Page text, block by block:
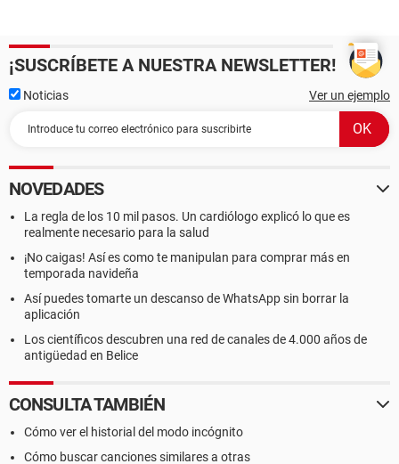
¡SUSCRÍBETE A NUESTRA NEWSLETTER!
Noticias Ver un ejemplo
NOVEDADES
La regla de los 10 mil pasos. Un cardiólogo explicó lo que es
realmente necesario para la salud
¡No caigas! Así es como te manipulan para comprar más en
temporada navideña
Así puedes tomarte un descanso de WhatsApp sin borrar la
aplicación
Los científicos descubren una red de canales de 4.000 años de
antigüedad en Belice
CONSULTA TAMBIÉN
Cómo ver el historial del modo incógnito
Cómo buscar canciones similares a otras